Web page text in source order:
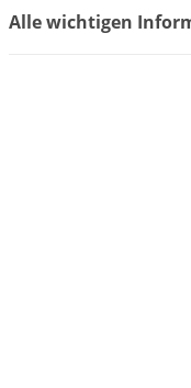
Alle wichtigen